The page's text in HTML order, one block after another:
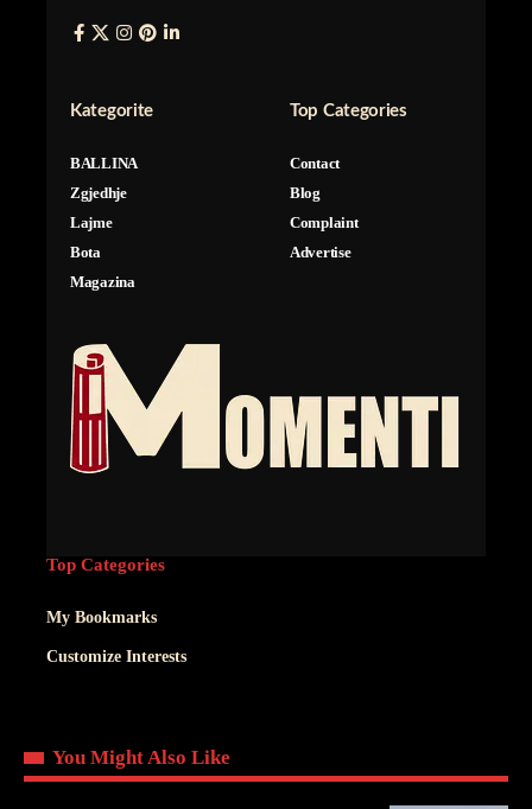
Kategorite
BALLINA
Zgjedhje
Lajme
Bota
Magazina
Top Categories
Contact
Blog
Complaint
Advertise
Top Categories
My Bookmarks
Customize Interests
You Might Also Like